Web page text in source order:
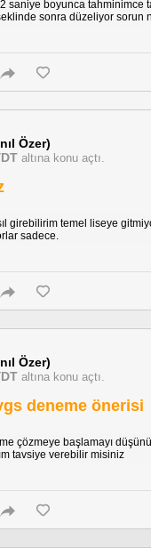
saniye boyunca tahminimce
sonra düzeliyor sorun
Özer)
altına konu açtı.
girebilirim temel liseye
sadece.
Özer)
altına konu açtı.
deneme önerisi
çözmeye başlamayı
tavsiye verebilir misiniz